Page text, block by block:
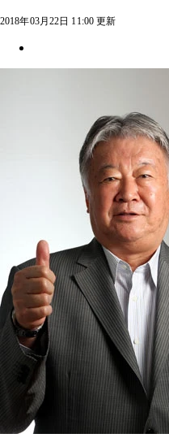
2018年03月22日 11:00 更新